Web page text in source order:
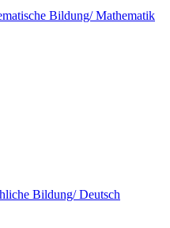
Bildung/ Mathematik
Bildung/ Deutsch